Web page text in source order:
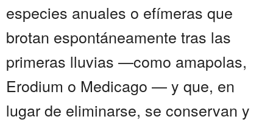
especies anuales o efímeras que
brotan espontáneamente tras las
primeras lluvias —como amapolas,
Erodium o Medicago — y que, en
lugar de eliminarse, se conservan y